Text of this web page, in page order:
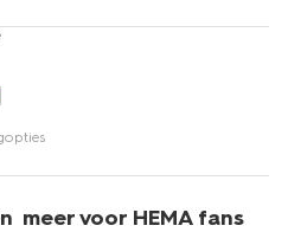
meer voor HEMA fans